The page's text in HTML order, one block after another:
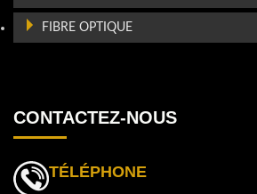
FIBRE OPTIQUE
CONTACTEZ-NOUS
TÉLÉPHONE